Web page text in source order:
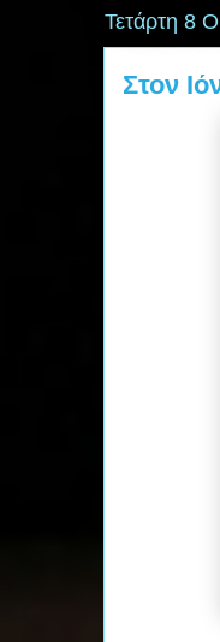
Τετάρτη 8
Στον